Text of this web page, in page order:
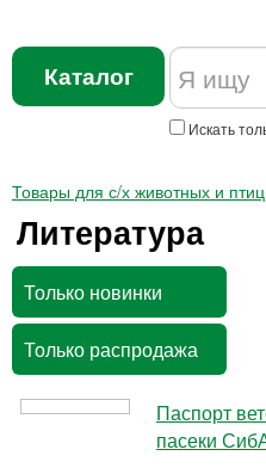
Каталог
Искать
Товары для с/х животных и птиц
Литература
Только новинки
Только распродажа
Паспорт
пасеки